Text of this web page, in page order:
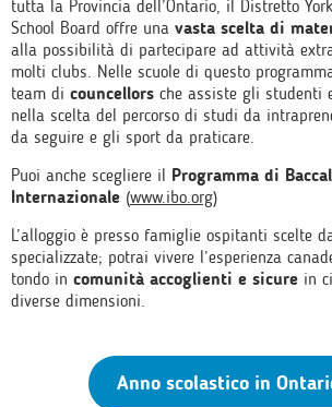
tutta la Provincia dell’Ontario, il Distretto
School Board offre una vasta scelta di
alla possibilità di partecipare ad attività
molti clubs. Nelle scuole di questo
team di councellors che assiste gli studenti
nella scelta del percorso di studi da
da seguire e gli sport da praticare.
Puoi anche scegliere il Programma di
Internazionale (www.ibo.org)
L’alloggio è presso famiglie ospitanti scelte
specializzate; potrai vivere l’esperienza
tondo in comunità accoglienti e sicure in
diverse dimensioni.
Anno scolastico in